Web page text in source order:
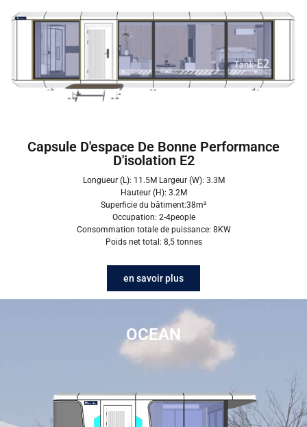
Capsule D'espace De Bonne Performance
D'isolation E2
Longueur (L): 11.5M Largeur (W): 3.3M
Hauteur (H): 3.2M
Superficie du bâtiment:38m²
Occupation: 2-4people
Consommation totale de puissance: 8KW
Poids net total: 8,5 tonnes
en savoir plus
OCEAN